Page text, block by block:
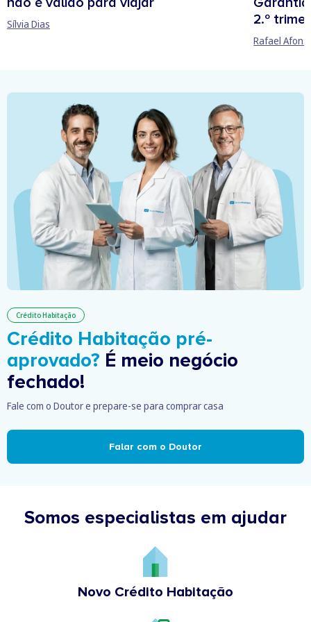
Sílvia Dias
2.º
Rafael
Crédito Habitação
Crédito Habitação pré-
aprovado? É meio negócio
fechado!
Fale com o Doutor e prepare-se para comprar casa
Falar com o Doutor
Somos especialistas em ajudar
Novo Crédito Habitação